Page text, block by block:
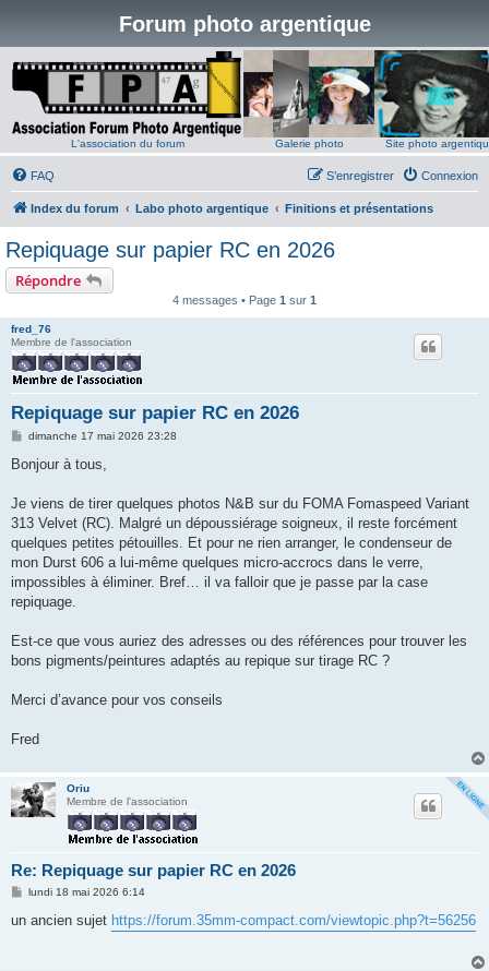
Forum photo argentique
L'association du forum Galerie photo Site photo
FAQ Connexion
S’enregistrer
Index du forum Labo photo argentique Finitions et présentations
Repiquage sur papier RC en 2026
Répondre
4 messages • Page 1 sur 1
fred_76
Membre de l'association
Repiquage sur papier RC en 2026
M
s
g
dimanche 17 mai 2026 23:28
Bonjour à tous,
Je viens de tirer quelques photos N&B sur du FOMA Fomaspeed Variant
313 Velvet (RC). Malgré un dépoussiérage soigneux, il reste forcément
quelques petites pétouilles. Et pour ne rien arranger, le condenseur de
mon Durst 606 a lui‑même quelques micro‑accrocs dans le verre,
impossibles à éliminer. Bref… il va falloir que je passe par la case
repiquage.
Est‑ce que vous auriez des adresses ou des références pour trouver les
bons pigments/peintures adaptés au repique sur tirage RC ?
Merci d’avance pour vos conseils
Fred
Oriu
Membre de l'association
Re: Repiquage sur papier RC en 2026
M
s
lundi 18 mai 2026 6:14
un ancien sujet https://forum.35mm-compact.com/viewtopic.php?t=56256